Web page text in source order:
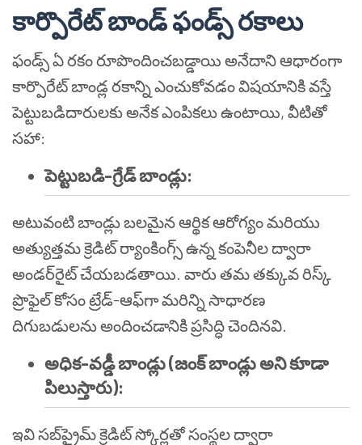
కార్పొరేట్ బాండ్ ఫండ్స్ రకాలు
ఫండ్స్ ఏ రకం రూపొందించబడ్డాయి అనేదాని ఆధారంగా
కార్పొరేట్ బాండ్ల రకాన్ని ఎంచుకోవడం విషయానికి వస్తే
పెట్టుబడిదారులకు అనేక ఎంపికలు ఉంటాయి, వీటితో
సహా:
పెట్టుబడి-గ్రేడ్ బాండ్లు:
అటువంటి బాండ్లు బలమైన ఆర్థిక ఆరోగ్యం మరియు
అత్యుత్తమ క్రెడిట్ ర్యాంకింగ్స్ ఉన్న కంపెనీల ద్వారా
అండర్‌రైట్ చేయబడతాయి. వారు తమ తక్కువ రిస్క్
ప్రొఫైల్ కోసం ట్రేడ్-ఆఫ్‌గా మరిన్ని సాధారణ
దిగుబడులను అందించడానికి ప్రసిద్ధి చెందినవి.
అధిక-వడ్డీ బాండ్లు (జంక్ బాండ్లు అని కూడా
పిలుస్తారు):
ఇవి సబ్‌ప్రైమ్ క్రెడిట్ స్కోర్లతో సంస్థల ద్వారా